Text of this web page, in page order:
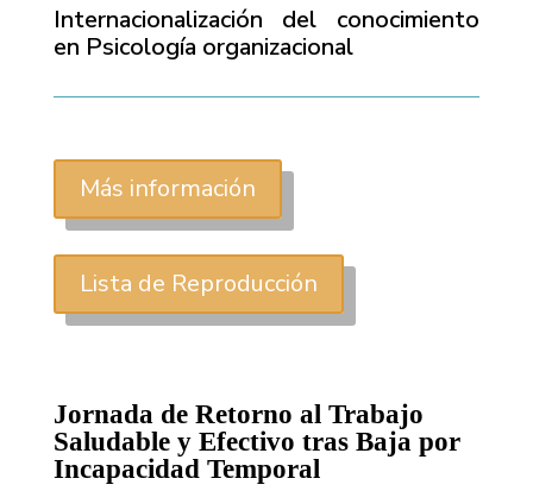
Internacionalización del conocimiento
en Psicología organizacional
Más información
Lista de Reproducción
Jornada de Retorno al Trabajo
Saludable y Efectivo tras Baja por
Incapacidad Temporal